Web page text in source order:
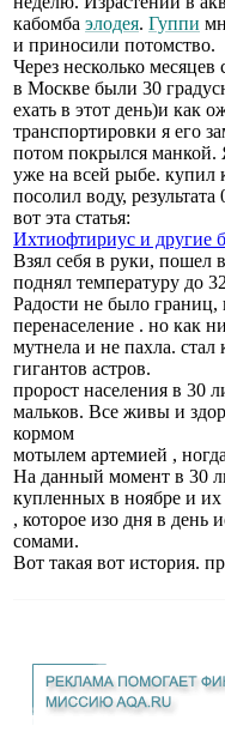
кабомба элодея. Гуппи
и приносили потомство.
Через несколько
в Москве были 30
ехать в этот день)и как
транспортировки я его
потом покрылся манкой.
уже на всей рыбе. купил
посолил воду,
вот эта статья:
Ихтиофтириус и другие
Взял себя в руки, пошел
поднял температуру до
Радости не было
перенаселение . но как
мутнела и не пахла.
гигантов астров.
пророст населения в 30
мальков. Все живы и
кормом
мотылем артемией ,
На данный момент в 30
купленных в ноябре и их
, которое изо дня в день
сомами.
Вот такая вот история.